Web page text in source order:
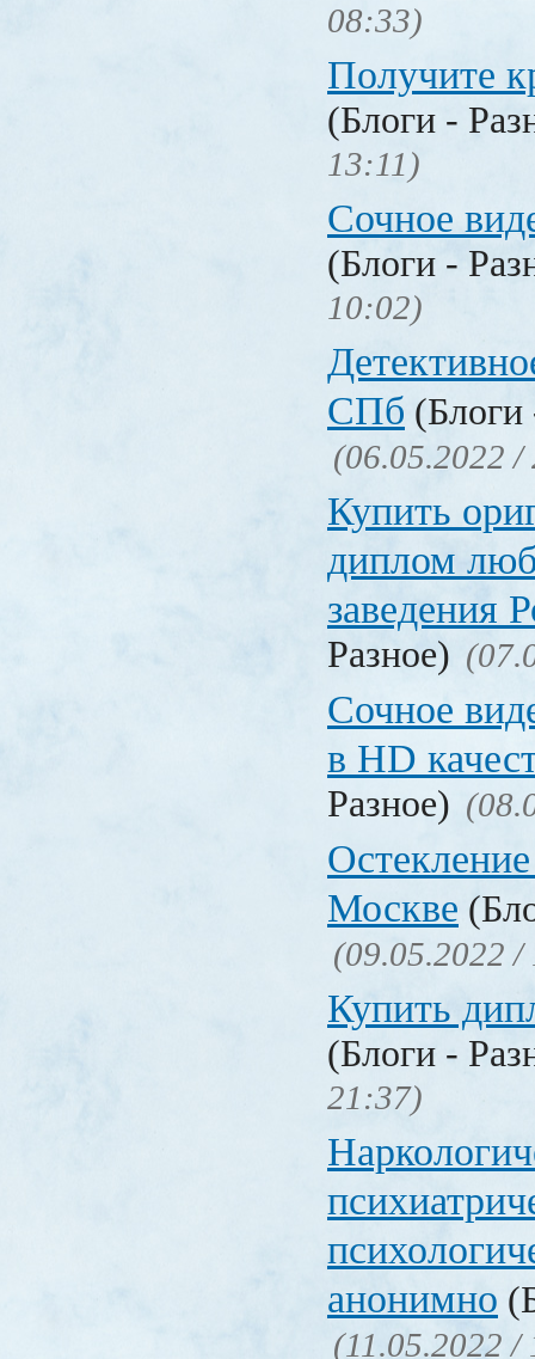
08:33)
Получите
(Блоги -
13:11)
Сочное
(Блоги -
10:02)
СПб (Блоги
(06.05.2022 /
Купить
диплом
заведения
Разное)
Сочное
в HD
Разное)
Москве
(09.05.2022 /
Купить
(Блоги -
21:37)
анонимно
(11.05.2022 /